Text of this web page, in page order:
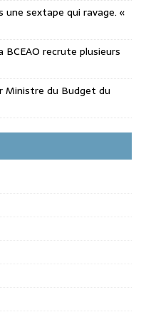
une sextape qui ravage. «
BCEAO recrute plusieurs
Ministre du Budget du